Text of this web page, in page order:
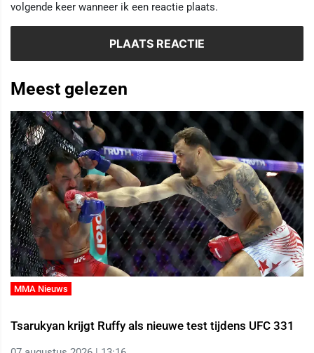
volgende keer wanneer ik een reactie plaats.
Meest gelezen
MMA Nieuws
Tsarukyan krijgt Ruffy als nieuwe test tijdens UFC 331